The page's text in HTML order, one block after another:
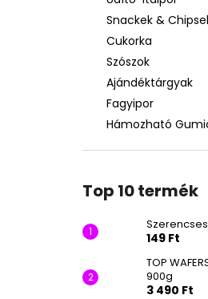
Snackek &
Cukorka
Szószok
Ajándéktárgyak
Fagyipor
Hámozható
Top 10 termék
149 Ft
TOP
900g
3 490 Ft
SZERENCSESÜTI 1 DB
149 Ft